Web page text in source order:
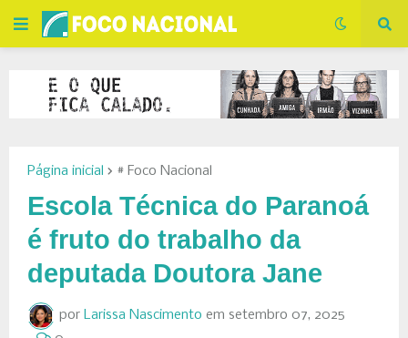
Página inicial # Foco Nacional
Escola Técnica do Paranoá
é fruto do trabalho da
deputada Doutora Jane
por Larissa Nascimento em setembro 07, 2025